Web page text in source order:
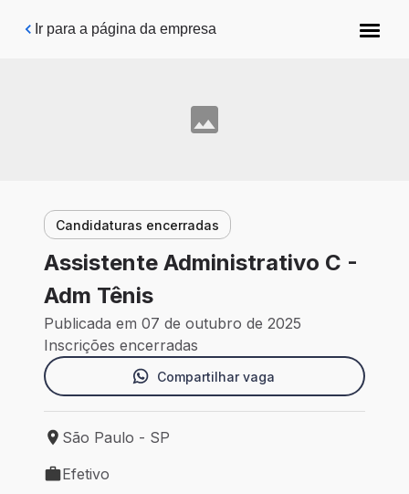
Pular para o conteúdo principal
Ir para a página da empresa
Candidaturas encerradas
Assistente Administrativo C -
Adm Tênis
Publicada em 07 de outubro de 2025
Inscrições encerradas
Compartilhar vaga
Local de trabalho: São Paulo - SP
São Paulo - SP
Tipo de vaga: Efetivo
Efetivo